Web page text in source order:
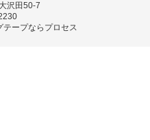
沢田50-7
ープならプロセス